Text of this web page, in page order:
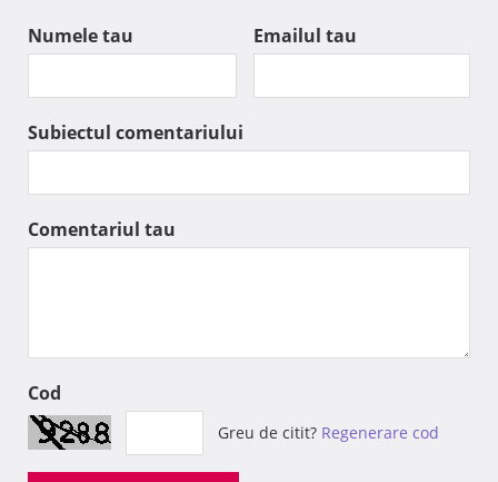
Numele tau Emailul tau
Subiectul comentariului
Comentariul tau
Cod
Greu de citit? Regenerare cod